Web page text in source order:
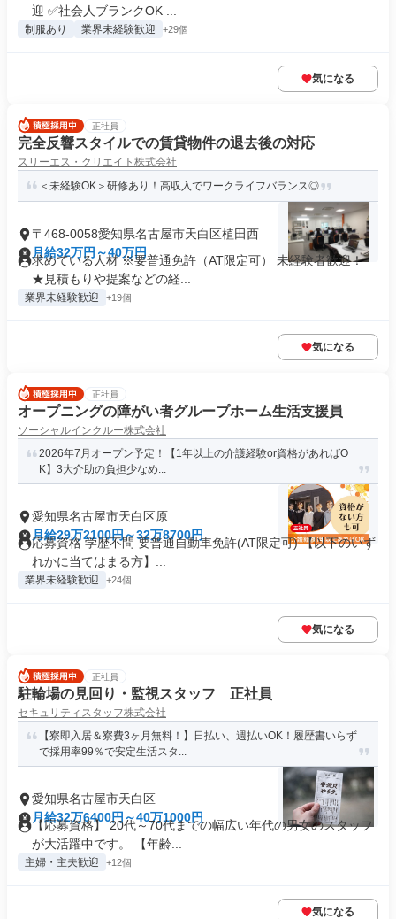
迎 ✅社会人ブランクOK ...
制服あり 業界未経験歓迎 +29個
気になる
正社員
完全反響スタイルでの賃貸物件の退去後の対応
スリーエス・クリエイト株式会社
＜未経験OK＞研修あり！高収入でワークライフバランス◎
〒468-0058愛知県名古屋市天白区植田西
月給32万円～40万円
求めている人材 ※要普通免許（AT限定可） 未経験者歓迎！
★見積もりや提案などの経...
業界未経験歓迎 +19個
気になる
正社員
オープニングの障がい者グループホーム生活支援員
ソーシャルインクルー株式会社
2026年7月オープン予定！【1年以上の介護経験or資格があればO
K】3大介助の負担少なめ...
愛知県名古屋市天白区原
月給29万2100円～32万8700円
応募資格 学歴不問 要普通自動車免許(AT限定可) 【以下のいず
れかに当てはまる方】...
業界未経験歓迎 +24個
気になる
正社員
駐輪場の見回り・監視スタッフ 正社員
セキュリティスタッフ株式会社
【寮即入居＆寮費3ヶ月無料！】日払い、週払いOK！履歴書いらず
で採用率99％で安定生活スタ...
愛知県名古屋市天白区
月給32万6400円～40万1000円
【応募資格】 20代～70代までの幅広い年代の男女のスタッフ
が大活躍中です。 【年齢...
主婦・主夫歓迎 +12個
気になる